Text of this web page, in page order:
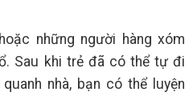
những người hàng xóm
Sau khi trẻ đã có thể tự đi
nhà, bạn có thể luyện